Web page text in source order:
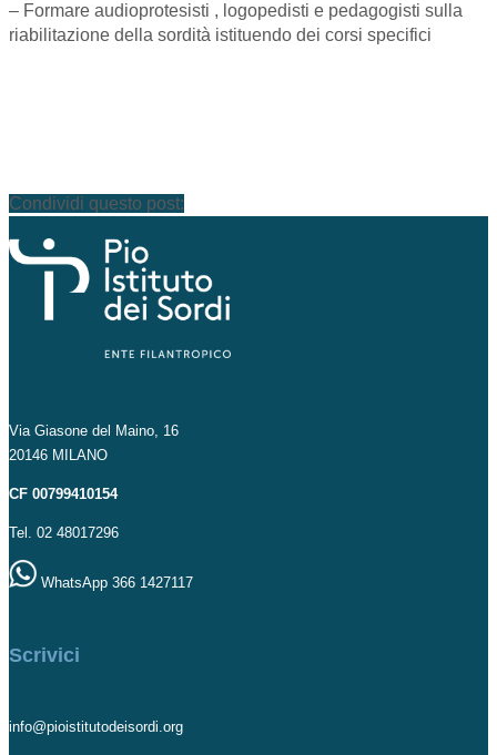
– Formare audioprotesisti , logopedisti e pedagogisti sulla
riabilitazione della sordità istituendo dei corsi specifici
Condividi questo post:
Via Giasone del Maino, 16
20146 MILANO
CF 00799410154
Tel. 02 48017296
WhatsApp 366 1427117
Scrivici
info@pioistitutodeisordi.org